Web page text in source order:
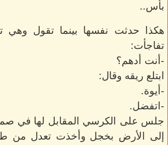
بأس..
هكذا حدثت نفسها بينما تقول وهي
تفاجأت:
-أنت أدهم؟
ابتلع ريقه وقال:
-أيوة.
-اتفضل.
جلس على الكرسي المقابل لها في
إلى الأرض بخجل وأخذت تعدل من